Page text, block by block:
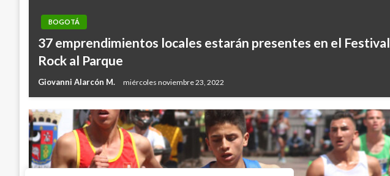
BOGOTÁ
37 emprendimientos locales estarán presentes en el Festival
Rock al Parque
Giovanni Alarcón M. miércoles noviembre 23, 2022